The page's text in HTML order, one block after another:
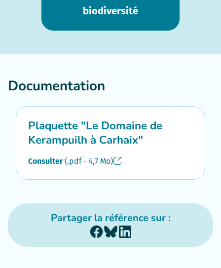
biodiversité
Documentation
Plaquette "Le Domaine de
Kerampuilh à Carhaix"
Consulter(.pdf - 4,7 Mo)
Partager la référence sur :